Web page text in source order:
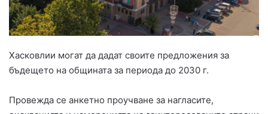
Хасковлии могат да дадат своите предложения за
бъдещето на общината за периода до 2030 г.
Провежда се анкетно проучване за нагласите,